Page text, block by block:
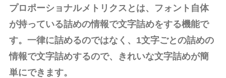
プロポーショナルメトリクスとは、フォント自体
が持っている詰めの情報で文字詰めをする機能で
す。一律に詰めるのではなく、1文字ごとの詰めの
情報で文字詰めするので、きれいな文字詰めが簡
単にできます。